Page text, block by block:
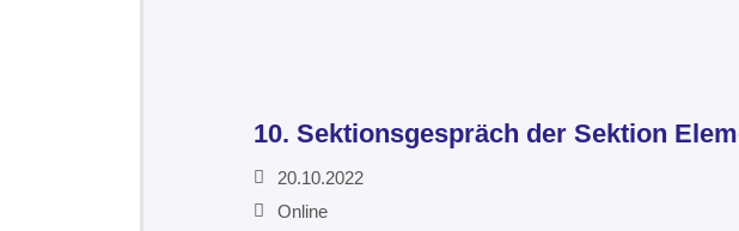
10. Sektionsgespräch der Sektion
20.10.2022
Online